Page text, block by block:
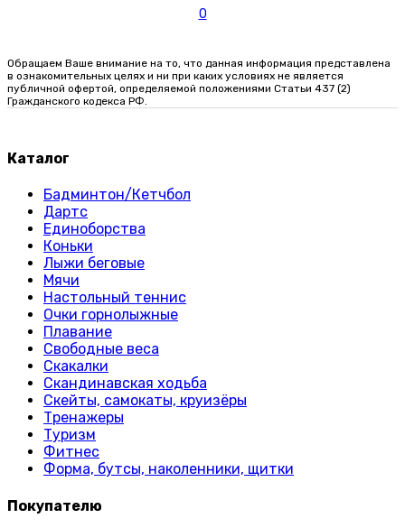
0
Обращаем Ваше внимание на то, что данная информация представлена
в ознакомительных целях и ни при каких условиях не является
публичной офертой, определяемой положениями Статьи 437 (2)
Гражданского кодекса РФ.
Каталог
Бадминтон/Кетчбол
Дартс
Единоборства
Коньки
Лыжи беговые
Мячи
Настольный теннис
Очки горнолыжные
Плавание
Свободные веса
Скакалки
Скандинавская ходьба
Скейты, самокаты, круизёры
Тренажеры
Туризм
Фитнес
Форма, бутсы, наколенники, щитки
Покупателю